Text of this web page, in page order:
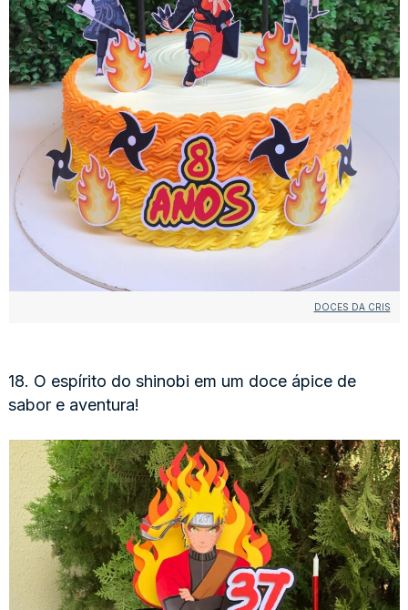
DOCES DA CRIS
18. O espírito do shinobi em um doce ápice de
sabor e aventura!